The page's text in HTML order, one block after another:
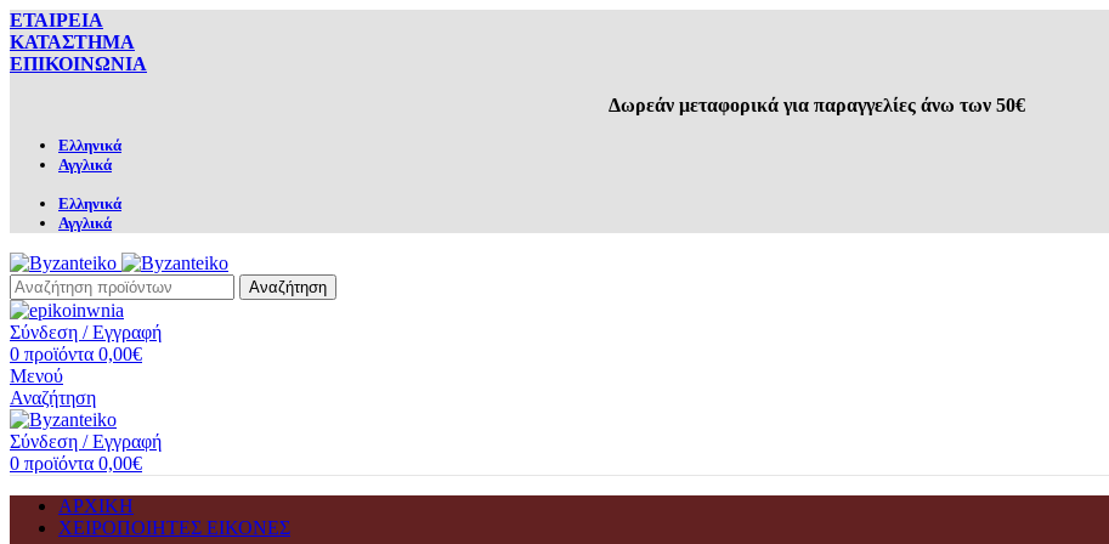
ΕΤΑΙΡΕΙΑ
ΚΑΤΑΣΤΗΜΑ
ΕΠΙΚΟΙΝΩΝΙΑ
Δωρεάν μεταφορικά για παραγγελίες άνω των 50€
Ελληνικά
Αγγλικά
Ελληνικά
Αγγλικά
Αναζήτηση
Σύνδεση / Εγγραφή
0 προϊόντα 0,00€
Μενού
Αναζήτηση
Σύνδεση / Εγγραφή
0 προϊόντα 0,00€
ΑΡΧΙΚΗ
ΧΕΙΡΟΠΟΙΗΤΕΣ ΕΙΚΟΝΕΣ